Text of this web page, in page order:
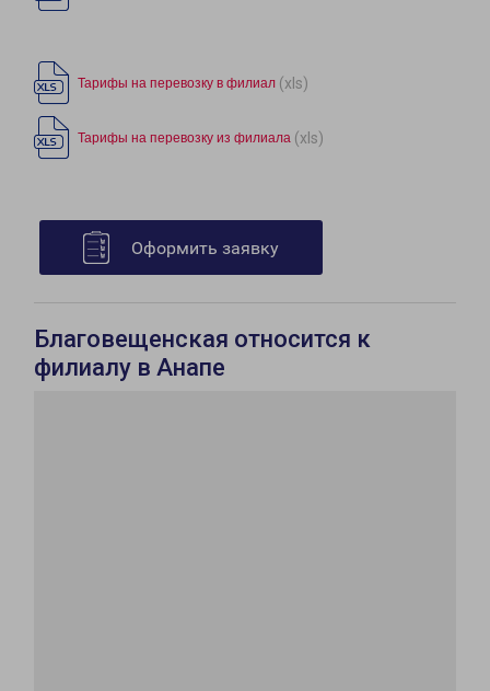
Тарифы на перевозку в филиал (xls)
Тарифы на перевозку из филиала (xls)
Оформить заявку
Благовещенская относится к
филиалу в Анапе